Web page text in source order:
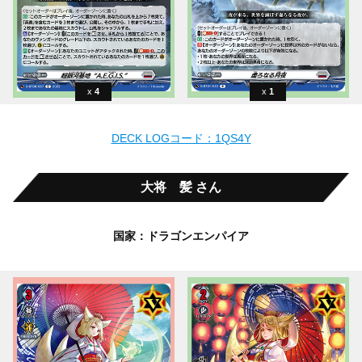
4 1
DECK LOGコード：1QS4Y
大将 髪 さん
国家：ドラゴンエンパイア